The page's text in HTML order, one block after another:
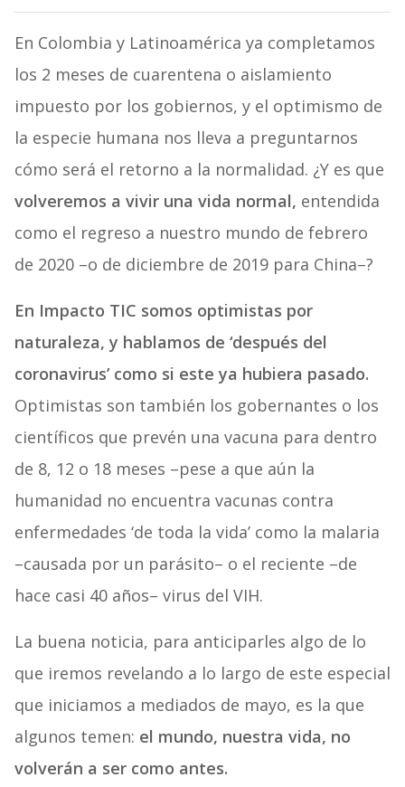
En Colombia y Latinoamérica ya completamos
los 2 meses de cuarentena o aislamiento
impuesto por los gobiernos, y el optimismo de
la especie humana nos lleva a preguntarnos
cómo será el retorno a la normalidad. ¿Y es que
volveremos a vivir una vida normal, entendida
como el regreso a nuestro mundo de febrero
de 2020 –o de diciembre de 2019 para China–?
En Impacto TIC somos optimistas por
naturaleza, y hablamos de ‘después del
coronavirus’ como si este ya hubiera pasado.
Optimistas son también los gobernantes o los
científicos que prevén una vacuna para dentro
de 8, 12 o 18 meses –pese a que aún la
humanidad no encuentra vacunas contra
enfermedades ‘de toda la vida’ como la malaria
–causada por un parásito– o el reciente –de
hace casi 40 años– virus del VIH.
La buena noticia, para anticiparles algo de lo
que iremos revelando a lo largo de este especial
que iniciamos a mediados de mayo, es la que
algunos temen: el mundo, nuestra vida, no
volverán a ser como antes.